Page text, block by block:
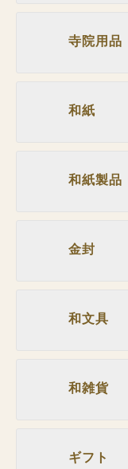
寺院用品
和紙
和紙製品
金封
和文具
和雑貨
ギフト